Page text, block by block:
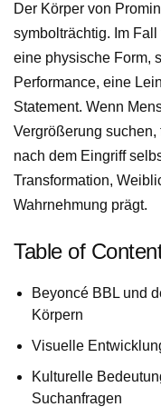
Der Körper von
symbolträchtig. Im
eine physische Form,
Performance, eine
Statement. Wenn
Vergrößerung
nach dem Eingriff
Transformation,
Wahrnehmung prägt.
Table of
Beyoncé BBL und
Körpern
Visuelle
Kulturelle
Suchanfragen